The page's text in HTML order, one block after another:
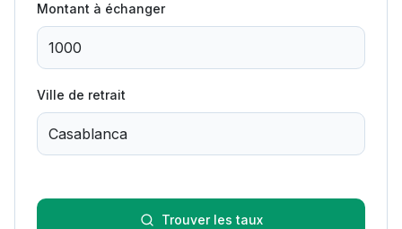
Montant à échanger
Ville de retrait
Trouver les taux